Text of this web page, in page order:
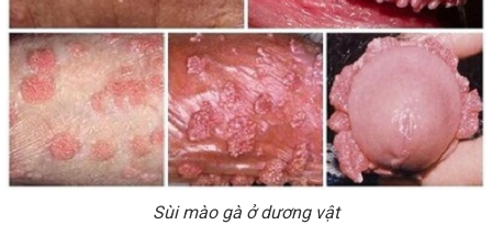
Sùi mào gà ở dương vật